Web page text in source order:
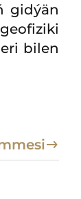
gidýän
bilen